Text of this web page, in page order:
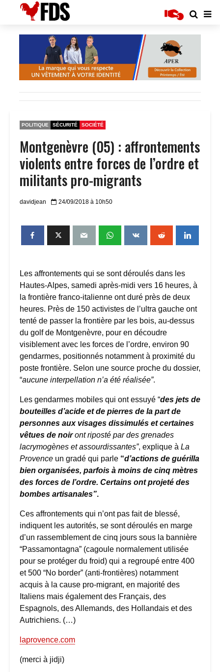
POLITIQUE SÉCURITÉ SOCIÉTÉ
Montgenèvre (05) : affrontements
violents entre forces de l’ordre et
militants pro-migrants
davidjean 24/09/2018 à 10h50
Les affrontements qui se sont déroulés dans les
Hautes-Alpes, samedi après-midi vers 16 heures, à
la frontière franco-italienne ont duré près de deux
heures. Près de 150 activistes de l’ultra gauche ont
tenté de passer la frontière par les bois, au-dessus
du golf de Montgenèvre, pour en découdre
visiblement avec les forces de l’ordre, environ 90
gendarmes, positionnés notamment à proximité du
poste frontière. Selon une source proche du dossier,
“aucune interpellation n’a été réalisée”.
Les gendarmes mobiles qui ont essuyé “des jets de
bouteilles d’acide et de pierres de la part de
personnes aux visages dissimulés et certaines
vêtues de noiront riposté par des grenades
lacrymogènes et assourdissantes”, explique à La
Provence un gradé qui parle “d’actions de guérilla
bien organisées, parfois à moins de cinq mètres
des forces de l’ordre. Certains ont projeté des
bombes artisanales”.
Ces affrontements qui n’ont pas fait de blessé,
indiquent les autorités, se sont déroulés en marge
d’un rassemblement de cinq jours sous la bannière
“Passamontagna” (cagoule normalement utilisée
pour se protéger du froid) qui a regroupé entre 400
et 500 “No border” (anti-frontières) notamment
acquis à la cause pro-migrant, en majorité des
Italiens mais également des Français, des
Espagnols, des Allemands, des Hollandais et des
Autrichiens. (…)
laprovence.com
(merci à jidji)